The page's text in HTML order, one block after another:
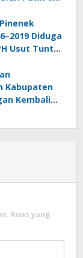
Diduga
Usut Tuntas
Kabupaten
Kembali
Ruas yang